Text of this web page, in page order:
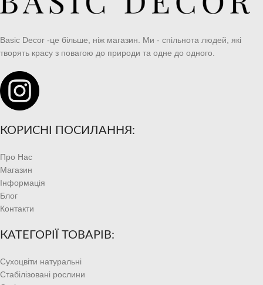
Basic Decor -це більше, ніж магазин. Ми - спільнота людей, які
творять красу з повагою до природи та одне до одного.
КОРИСНІ ПОСИЛАННЯ:
Про Нас
Магазин
Інформація
Блог
Контакти
КАТЕГОРІЇ ТОВАРІВ:
Сухоцвіти натуральні
Стабілізовані рослини